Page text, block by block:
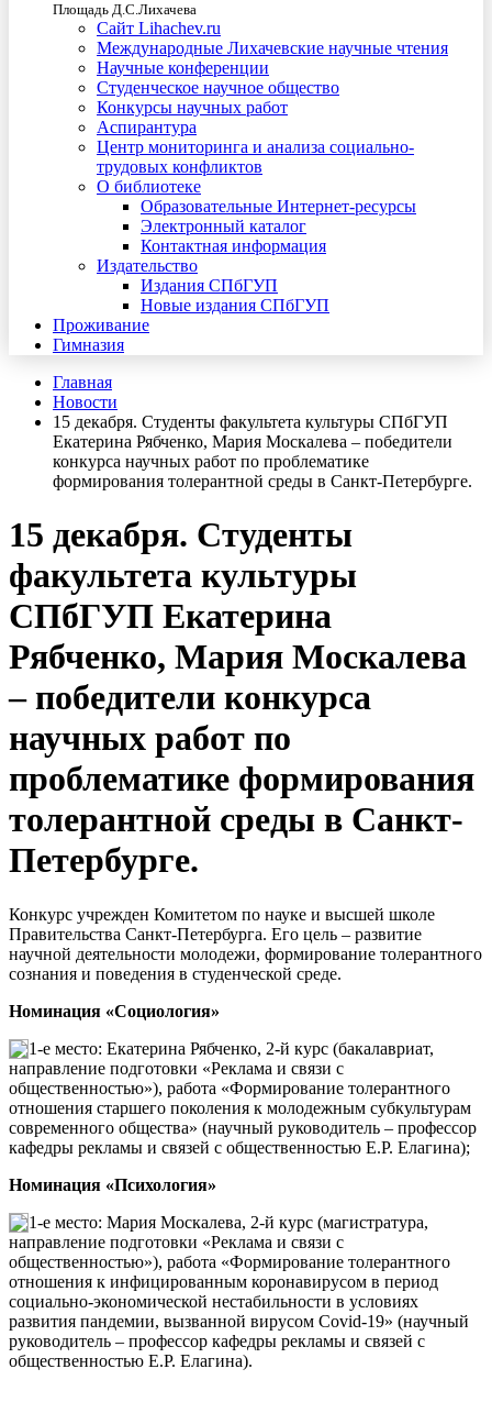
Площадь Д.С.Лихачева
Сайт Lihachev.ru
Международные Лихачевские научные чтения
Научные конференции
Студенческое научное общество
Конкурсы научных работ
Аспирантура
Центр мониторинга и анализа социально-
трудовых конфликтов
О библиотеке
Образовательные Интернет-ресурсы
Электронный каталог
Контактная информация
Издательство
Издания СПбГУП
Новые издания СПбГУП
Проживание
Гимназия
Главная
Новости
15 декабря. Студенты факультета культуры СПбГУП
Екатерина Рябченко, Мария Москалева – победители
конкурса научных работ по проблематике
формирования толерантной среды в Санкт-Петербурге.
15 декабря. Студенты
факультета культуры
СПбГУП Екатерина
Рябченко, Мария Москалева
– победители конкурса
научных работ по
проблематике формирования
толерантной среды в Санкт-
Петербурге.
Конкурс учрежден Комитетом по науке и высшей школе
Правительства Санкт-Петербурга. Его цель – развитие
научной деятельности молодежи, формирование толерантного
сознания и поведения в студенческой среде.
Номинация «Социология»
1-е место: Екатерина Рябченко, 2-й курс (бакалавриат,
направление подготовки «Реклама и связи с
общественностью»), работа «Формирование толерантного
отношения старшего поколения к молодежным субкультурам
современного общества» (научный руководитель – профессор
кафедры рекламы и связей с общественностью Е.Р. Елагина);
Номинация «Психология»
1-е место: Мария Москалева, 2-й курс (магистратура,
направление подготовки «Реклама и связи с
общественностью»), работа «Формирование толерантного
отношения к инфицированным коронавирусом в период
социально-экономической нестабильности в условиях
развития пандемии, вызванной вирусом Covid-19» (научный
руководитель – профессор кафедры рекламы и связей с
общественностью Е.Р. Елагина).